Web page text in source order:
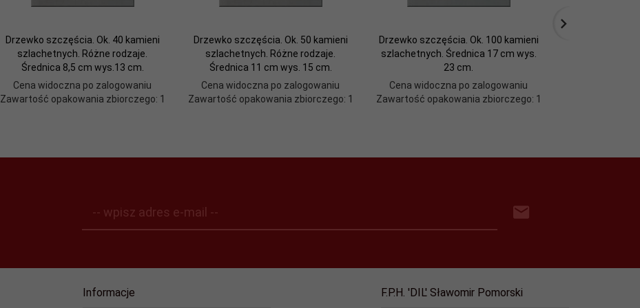
Drzewko szczęścia. Ok. 40 kamieni
szlachetnych. Różne rodzaje.
Średnica 8,5 cm wys.13 cm.
Cena widoczna po zalogowaniu
Zawartość opakowania zbiorczego: 1
Drzewko szczęścia. Ok. 50 kamieni
szlachetnych. Różne rodzaje.
Średnica 11 cm wys. 15 cm.
Cena widoczna po zalogowaniu
Zawartość opakowania zbiorczego: 1
Drzewko szczęścia. Ok. 100 kamieni
szlachetnych. Średnica 17 cm wys.
23 cm.
Cena widoczna po zalogowaniu
Zawartość opakowania zbiorczego: 1
-- wpisz adres e-mail --
Informacje F.P.H. 'DIL' Sławomir Pomorski